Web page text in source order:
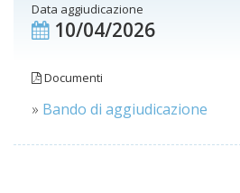
Data aggiudicazione
10/04/2026
Documenti
» Bando di aggiudicazione